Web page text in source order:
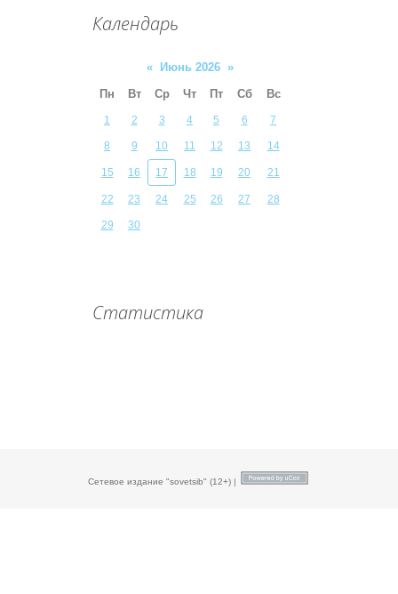
Календарь
« Июнь 2026 »
Пн
Вт Ср Чт Пт Сб Вс
1 2 3 4 5 6 7
8 9 10 11 12 13 14
15 16 17 18 19 20 21
22 23 24 25 26 27 28
29 30
Статистика
Сетевое издание "sovetsib" (12+) |